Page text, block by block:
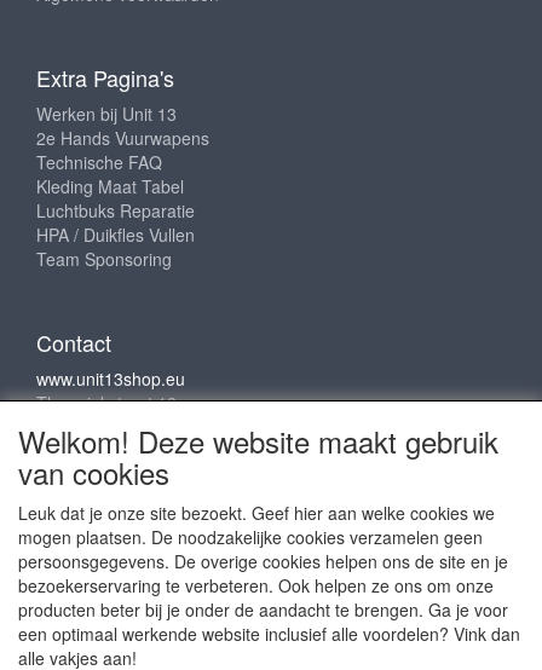
Extra Pagina's
Werken bij Unit 13
2e Hands Vuurwapens
Technische FAQ
Kleding Maat Tabel
Luchtbuks Reparatie
HPA / Duikfles Vullen
Team Sponsoring
Contact
www.unit13shop.eu
Thermiekstraat 12
6361 HB Nuth
info@unit13shop.eu
Sociale media
Welkom! Deze website maakt gebruik
van cookies
Leuk dat je onze site bezoekt. Geef hier aan welke cookies we
mogen plaatsen. De noodzakelijke cookies verzamelen geen
persoonsgegevens. De overige cookies helpen ons de site en je
bezoekerservaring te verbeteren. Ook helpen ze ons om onze
producten beter bij je onder de aandacht te brengen. Ga je voor
een optimaal werkende website inclusief alle voordelen? Vink dan
alle vakjes aan!